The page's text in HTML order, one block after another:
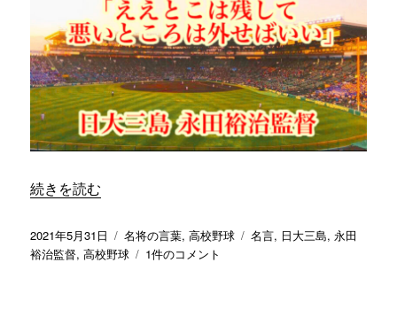
か
っ
た
責
任
は
す
べ
あ
る」
“「ええとこは残して悪いところは外せばいい」／ 日大
続きを読む
投
稿
2021年5月31日
カ
テ
名将の言葉,高校野球
タ
名言, 日大三島,永田
裕治監督,高校野球
「え
1件のコメント